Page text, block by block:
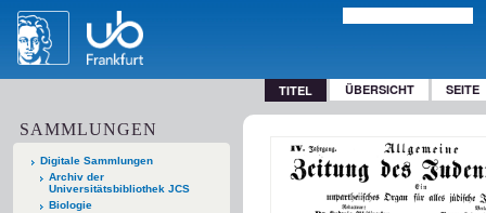
TITEL ÜBERSICHT SEITE
SAMMLUNGEN
Digitale Sammlungen
Archiv der
Universitätsbibliothek JCS
Biologie